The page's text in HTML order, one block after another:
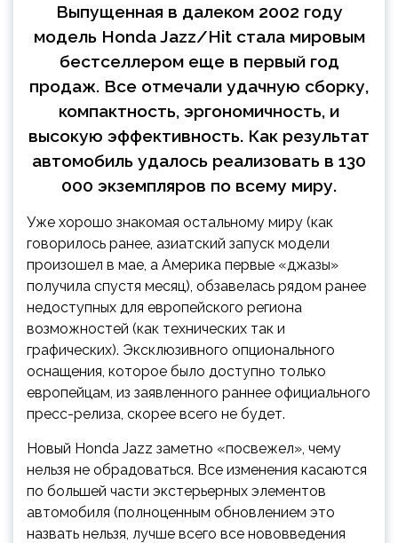
Выпущенная в далеком 2002 году
модель Honda Jazz/Hit стала мировым
бестселлером еще в первый год
продаж. Все отмечали удачную сборку,
компактность, эргономичность, и
высокую эффективность. Как результат
автомобиль удалось реализовать в 130
000 экземпляров по всему миру.
Уже хорошо знакомая остальному миру (как
говорилось ранее, азиатский запуск модели
произошел в мае, а Америка первые «джазы»
получила спустя месяц), обзавелась рядом ранее
недоступных для европейского региона
возможностей (как технических так и
графических). Эксклюзивного опционального
оснащения, которое было доступно только
европейцам, из заявленного раннее официального
пресс-релиза, скорее всего не будет.
Новый Honda Jazz заметно «посвежел», чему
нельзя не обрадоваться. Все изменения касаются
по большей части экстерьерных элементов
автомобиля (полноценным обновлением это
назвать нельзя, лучше всего все нововведения